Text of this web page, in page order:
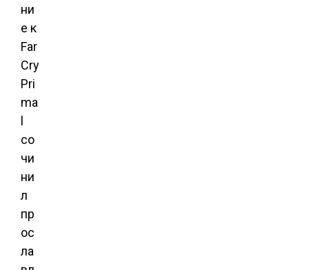
ни
е к
Far
Cry
Pri
ma
со
чи
ни
л
пр
ос
ла